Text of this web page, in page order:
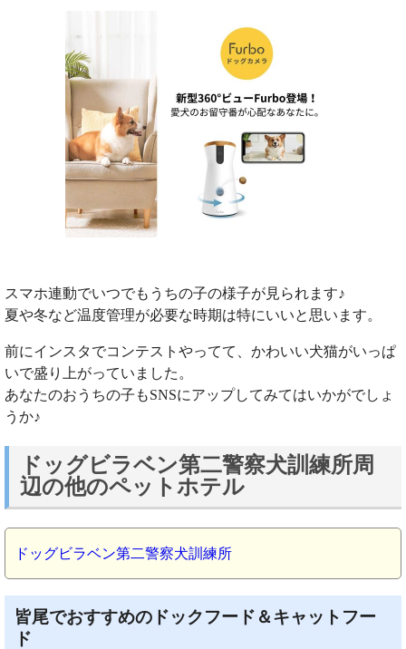
スマホ連動でいつでもうちの子の様子が見られます♪
夏や冬など温度管理が必要な時期は特にいいと思います。
前にインスタでコンテストやってて、かわいい犬猫がいっぱ
いで盛り上がっていました。
あなたのおうちの子もSNSにアップしてみてはいかがでしょ
うか♪
ドッグビラベン第二警察犬訓練所周
辺の他のペットホテル
ドッグビラベン第二警察犬訓練所
皆尾でおすすめのドックフード＆キャットフー
ド